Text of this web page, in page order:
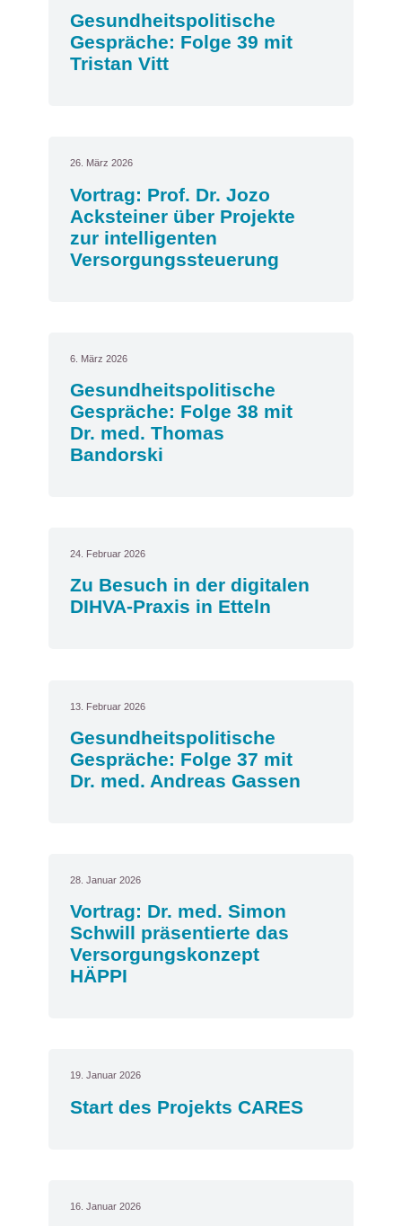
Gesundheitspolitische
Gespräche: Folge 39 mit
Tristan Vitt
26. März 2026
Vortrag: Prof. Dr. Jozo
Acksteiner über Projekte
zur intelligenten
Versorgungssteuerung
6. März 2026
Gesundheitspolitische
Gespräche: Folge 38 mit
Dr. med. Thomas
Bandorski
24. Februar 2026
Zu Besuch in der digitalen
DIHVA-Praxis in Etteln
13. Februar 2026
Gesundheitspolitische
Gespräche: Folge 37 mit
Dr. med. Andreas Gassen
28. Januar 2026
Vortrag: Dr. med. Simon
Schwill präsentierte das
Versorgungskonzept
HÄPPI
19. Januar 2026
Start des Projekts CARES
16. Januar 2026